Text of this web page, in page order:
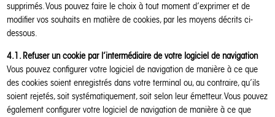
supprimés. Vous pouvez faire le choix à tout moment d’exprimer et de
modifier vos souhaits en matière de cookies, par les moyens décrits ci-
dessous.
4.1. Refuser un cookie par l’intermédiaire de votre logiciel de navigation
Vous pouvez configurer votre logiciel de navigation de manière à ce que
des cookies soient enregistrés dans votre terminal ou, au contraire, qu’ils
soient rejetés, soit systématiquement, soit selon leur émetteur. Vous pouvez
également configurer votre logiciel de navigation de manière à ce que